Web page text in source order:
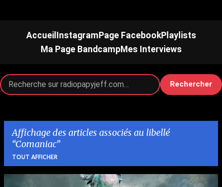
Accueil InstagramPage FacebookPlaylists
Ma Page BandcampMes Interviews
Rechercher
Affichage des articles associés au libellé
Comaniac
TOUT AFFICHER